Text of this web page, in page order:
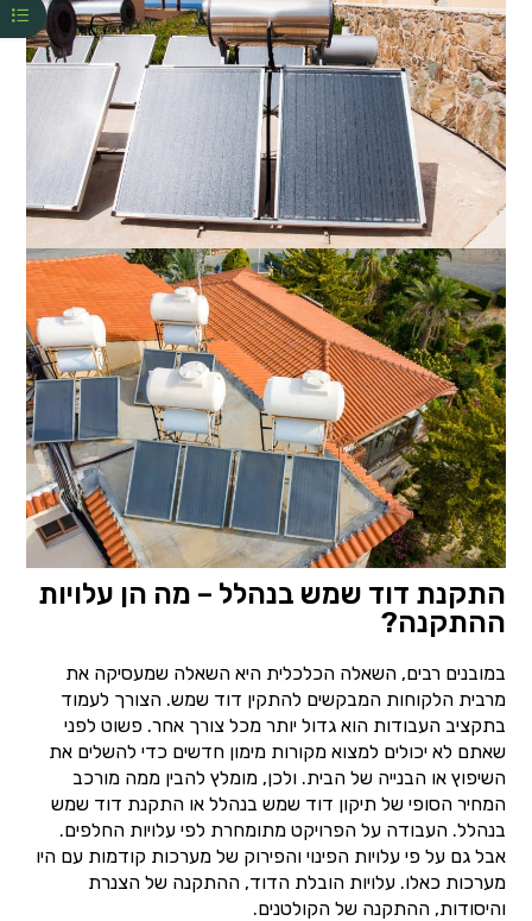
התקנת דוד שמש בנהלל – מה הן עלויות
ההתקנה?
במובנים רבים, השאלה הכלכלית היא השאלה שמעסיקה את
מרבית הלקוחות המבקשים להתקין דוד שמש. הצורך לעמוד
בתקציב העבודות הוא גדול יותר מכל צורך אחר. פשוט לפני
שאתם לא יכולים למצוא מקורות מימון חדשים כדי להשלים את
השיפוץ או הבנייה של הבית. ולכן, מומלץ להבין ממה מורכב
המחיר הסופי של תיקון דוד שמש בנהלל או התקנת דוד שמש
בנהלל. העבודה על הפרויקט מתומחרת לפי עלויות החלפים.
אבל גם על פי עלויות הפינוי והפירוק של מערכות קודמות עם היו
מערכות כאלו. עלויות הובלת הדוד, ההתקנה של הצנרת
והיסודות, ההתקנה של הקולטנים.